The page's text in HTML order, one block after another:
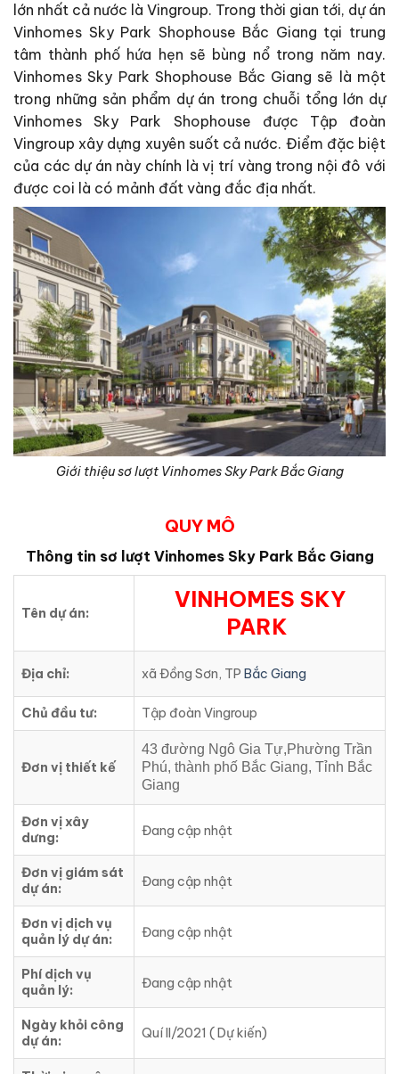
lớn nhất cả nước là Vingroup. Trong thời gian tới, dự án
Vinhomes Sky Park Shophouse Bắc Giang tại trung
tâm thành phố hứa hẹn sẽ bùng nổ trong năm nay.
Vinhomes Sky Park Shophouse Bắc Giang sẽ là một
trong những sản phẩm dự án trong chuỗi tổng lớn dự
Vinhomes Sky Park Shophouse được Tập đoàn
Vingroup xây dựng xuyên suốt cả nước. Điểm đặc biệt
của các dự án này chính là vị trí vàng trong nội đô với
được coi là có mảnh đất vàng đắc địa nhất.
Giới thiệu sơ lượt Vinhomes Sky Park Bắc Giang
QUY MÔ
Thông tin sơ lượt Vinhomes Sky Park Bắc Giang
Tên dự án:
VINHOMES SKY
PARK
Địa chỉ: xã Đồng Sơn, TP Bắc Giang
Chủ đầu tư: Tập đoàn Vingroup
Đơn vị thiết kế
43 đường Ngô Gia Tự,Phường Trần
Phú, thành phố Bắc Giang, Tỉnh Bắc
Giang
Đơn vị xây
dưng:
Đang cập nhật
Đơn vị giám sát
dự án:
Đang cập nhật
Đơn vị dịch vụ
quản lý dự án:
Đang cập nhật
Phí dịch vụ
quản lý:
Đang cập nhật
Ngày khỏi công
dự án:
Quí II/2021 ( Dự kiến)